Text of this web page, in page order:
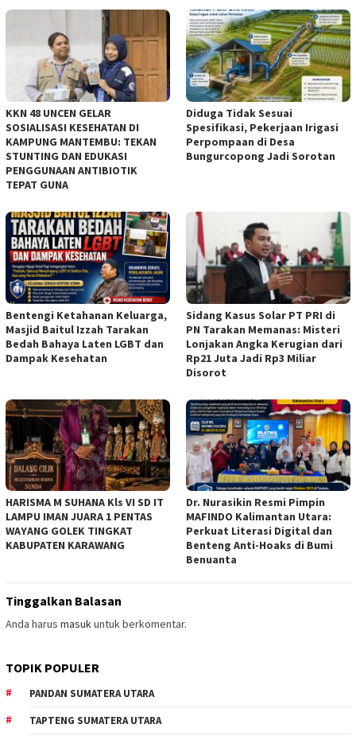
KKN 48 UNCEN GELAR
SOSIALISASI KESEHATAN DI
KAMPUNG MANTEMBU: TEKAN
STUNTING DAN EDUKASI
PENGGUNAAN ANTIBIOTIK
TEPAT GUNA
Diduga Tidak Sesuai
Spesifikasi, Pekerjaan Irigasi
Perpompaan di Desa
Bungurcopong Jadi Sorotan
Bentengi Ketahanan Keluarga,
Masjid Baitul Izzah Tarakan
Bedah Bahaya Laten LGBT dan
Dampak Kesehatan
Sidang Kasus Solar PT PRI di
PN Tarakan Memanas: Misteri
Lonjakan Angka Kerugian dari
Rp21 Juta Jadi Rp3 Miliar
Disorot
HARISMA M SUHANA Kls VI SD IT
LAMPU IMAN JUARA 1 PENTAS
WAYANG GOLEK TINGKAT
KABUPATEN KARAWANG
Dr. Nurasikin Resmi Pimpin
MAFINDO Kalimantan Utara:
Perkuat Literasi Digital dan
Benteng Anti-Hoaks di Bumi
Benuanta
Tinggalkan Balasan
Anda harus masukuntuk berkomentar.
TOPIK POPULER
PANDAN SUMATERA UTARA
TAPTENG SUMATERA UTARA